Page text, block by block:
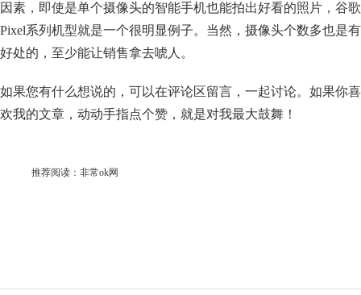
因素，即使是单个摄像头的智能手机也能拍出好看的照片，谷歌
Pixel系列机型就是一个很明显例子。当然，摄像头个数多也是有
好处的，至少能让销售拿去唬人。
如果您有什么想说的，可以在评论区留言，一起讨论。如果你喜
欢我的文章，动动手指点个赞，就是对我最大鼓舞！
推荐阅读： 非常ok网